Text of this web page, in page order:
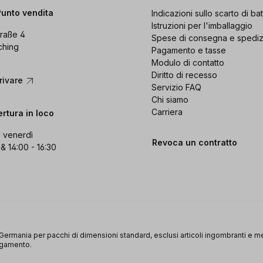
vendita
4
in loco
venerdì
14:00 - 16:30
Indicazioni sullo scarto di
Istruzioni per l'imballaggio
Spese di consegna e
Pagamento e tasse
Modulo di contatto
Diritto di recesso
Servizio FAQ
Chi siamo
Carriera
Revoca un contratto
per pacchi di dimensioni standard, esclusi articoli ingombranti e